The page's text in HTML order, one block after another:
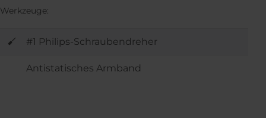
Werkzeuge:
#1 Philips-Schraubendreher
Antistatisches Armband